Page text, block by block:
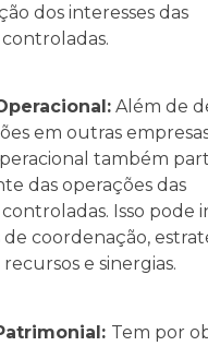
dos interesses das
Além de
em outras
também
das operações das
Isso pode
de coordenação,
e sinergias.
Tem por